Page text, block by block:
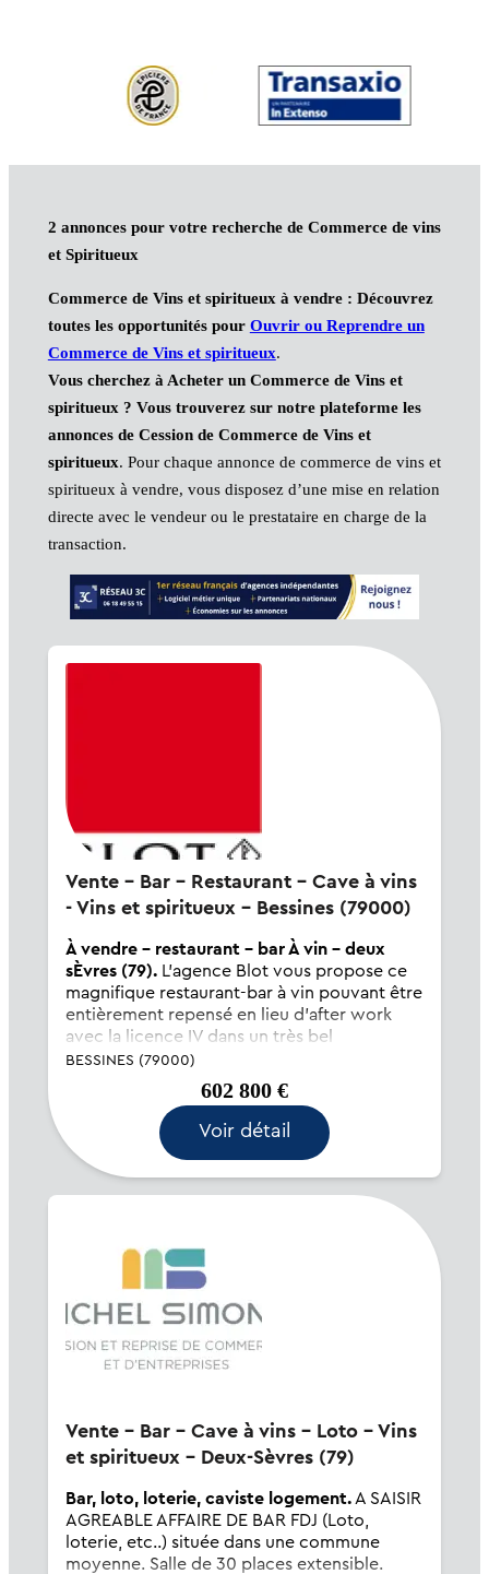
2 annonces pour votre recherche de Commerce de vins
et Spiritueux
Commerce de Vins et spiritueux à vendre : Découvrez
toutes les opportunités pour Ouvrir ou Reprendre un
Commerce de Vins et spiritueux.
Vous cherchez à Acheter un Commerce de Vins et
spiritueux ? Vous trouverez sur notre plateforme les
annonces de Cession de Commerce de Vins et
spiritueux. Pour chaque annonce de commerce de vins et
spiritueux à vendre, vous disposez d’une mise en relation
directe avec le vendeur ou le prestataire en charge de la
transaction.
Vente - Bar - Restaurant - Cave à vins
- Vins et spiritueux - Bessines (79000)
À vendre - restaurant - bar À vin - deux
sÈvres (79).L'agence Blot vous propose ce
magnifique restaurant-bar à vin pouvant être
entièrement repensé en lieu d'after work
avec la licence IV dans un très bel
environnement des Deux-Sèvres. Son chiffre
d'affaires de 870 000 € génère une
rentabilité avoisina...
BESSINES (79000)
602 800 €
Voir détail
Vente - Bar - Cave à vins - Loto - Vins
et spiritueux - Deux-Sèvres (79)
Bar, loto, loterie, caviste logement.A SAISIR
AGREABLE AFFAIRE DE BAR FDJ (Loto,
loterie, etc..) située dans une commune
moyenne. Salle de 30 places extensible.